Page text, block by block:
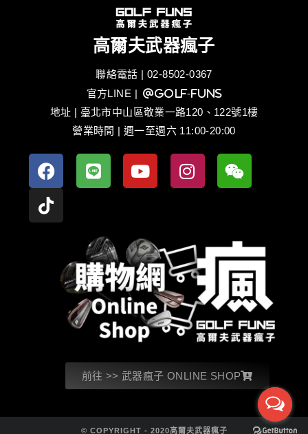
高爾夫武器瘋子
聯絡電話 | 02-8502-0367
官方LINE | @golf-funs
地址 | 臺北市中山區敬業一路120、122號1樓
營業時間 | 週一至週六 11:00-20:00
前往 >> 武器瘋子 ONLINE SHOP
© COPYRIGHT - 2020高爾夫武器瘋子